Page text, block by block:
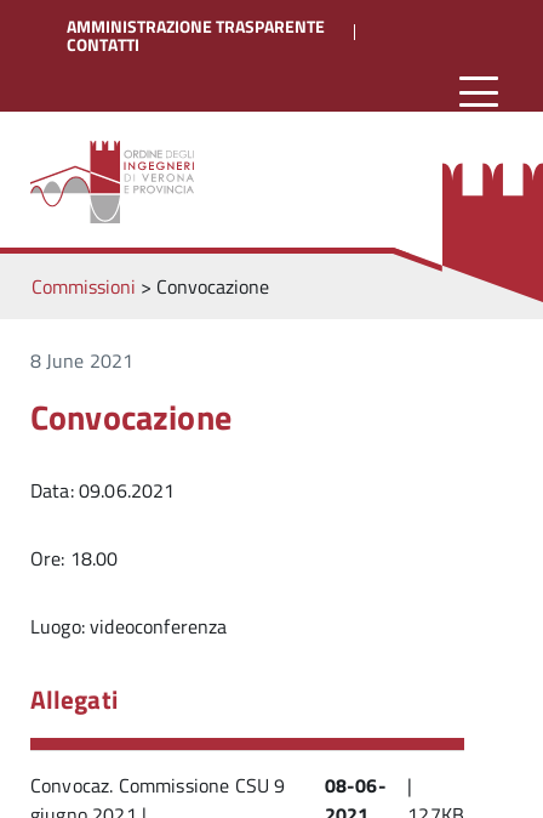
AMMINISTRAZIONE TRASPARENTE
CONTATTI
Commissioni > Convocazione
8 June 2021
Convocazione
Data: 09.06.2021
Ore: 18.00
Luogo: videoconferenza
Allegati
Convocaz. Commissione CSU 9
08-06-
|